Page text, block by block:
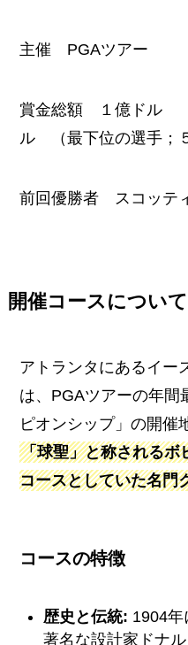
主催 PGAツアー
賞金総額 １億ドル
ル （最下位の選手；
前回優勝者 スコッテ
開催コースについて
アトランタにあるイー
は、PGAツアーの年間
ピオンシップ」の開催
「球聖」と称されるボ
コースとしていた名門
コースの特徴
歴史と伝統: 1904
著名な設計家ドナ